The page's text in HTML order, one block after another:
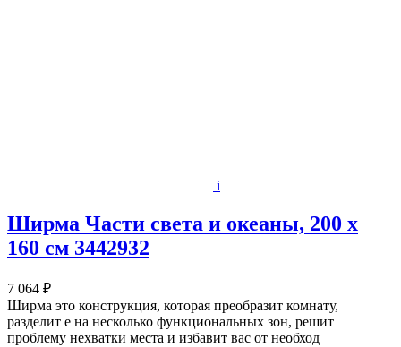
i
Ширма Части света и океаны, 200 х
160 см 3442932
7 064 ₽
Ширма это конструкция, которая преобразит комнату,
разделит е на несколько функциональных зон, решит
проблему нехватки места и избавит вас от необход